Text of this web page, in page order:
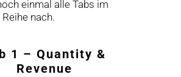
einmal alle Tabs im
nach.
1 – Quantity &
Revenue